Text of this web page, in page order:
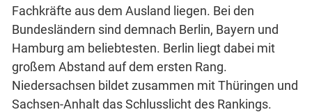
Fachkräfte aus dem Ausland liegen. Bei den
Bundesländern sind demnach Berlin, Bayern und
Hamburg am beliebtesten. Berlin liegt dabei mit
großem Abstand auf dem ersten Rang.
Niedersachsen bildet zusammen mit Thüringen und
Sachsen-Anhalt das Schlusslicht des Rankings.